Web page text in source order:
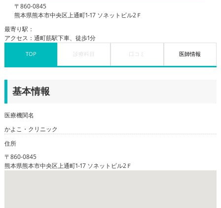
〒860-0845
熊本県熊本市中央区上通町1-17 ソネットビル2Ｆ
最寄り駅：
アクセス：通町筋駅下車、徒歩1分
TOP 診療科目 口コミ 医師情報
基本情報
医療機関名
かよこ・クリニック
住所
〒860-0845
熊本県熊本市中央区上通町1-17 ソネットビル2Ｆ